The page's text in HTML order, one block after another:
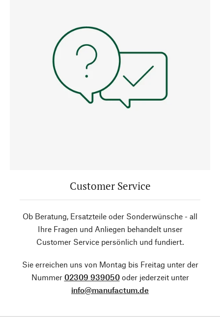
Customer Service
Ob Beratung, Ersatzteile oder Sonderwünsche - all
Ihre Fragen und Anliegen behandelt unser
Customer Service persönlich und fundiert.
Sie erreichen uns von Montag bis Freitag unter der
Nummer 02309 939050oder jederzeit unter
info@manufactum.de